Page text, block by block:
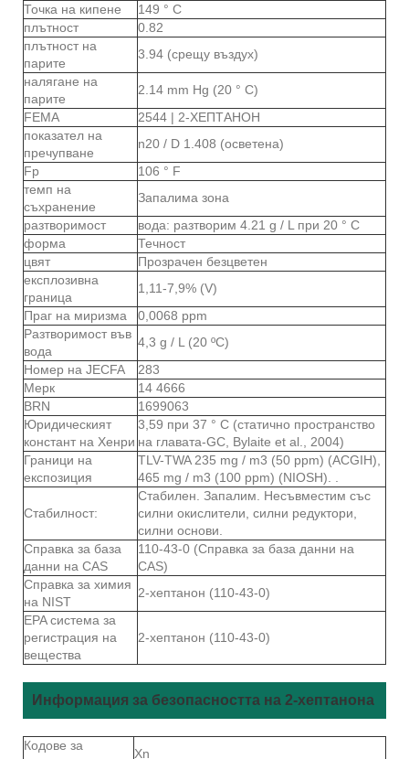
Точка на кипене
149 ° С
плътност
0.82
плътност на
парите
3.94 (срещу въздух)
налягане на
парите
2.14 mm Hg (20 ° C)
FEMA
2544 | 2-ХЕПТАНОН
показател на
пречупване
n20 / D 1.408 (осветена)
Fp
106 ° F
темп на
съхранение
Запалима зона
разтворимост
вода: разтворим 4.21 g / L при 20 ° C
форма
Течност
цвят
Прозрачен безцветен
експлозивна
граница
1,11-7,9% (V)
Праг на миризма
0,0068 ppm
Разтворимост във
вода
4,3 g / L (20 ºC)
Номер на JECFA
283
Мерк
14 4666
BRN
1699063
Юридическият
констант на Хенри
3,59 при 37 ° C (статично пространство
на главата-GC, Bylaite et al., 2004)
Граници на
експозиция
TLV-TWA 235 mg / m3 (50 ppm) (ACGIH),
465 mg / m3 (100 ppm) (NIOSH). .
Стабилност:
Стабилен. Запалим. Несъвместим със
силни окислители, силни редуктори,
силни основи.
Справка за база
данни на CAS
110-43-0 (Справка за база данни на
CAS)
Справка за химия
на NIST
2-хептанон (110-43-0)
EPA система за
регистрация на
вещества
2-хептанон (110-43-0)
Информация за безопасността на 2-хептанона
Кодове за
Xn